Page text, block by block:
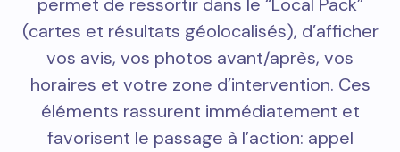
(cartes et résultats géolocalisés), d’afficher
vos avis, vos photos avant/après, vos
horaires et votre zone d’intervention. Ces
éléments rassurent immédiatement et
favorisent le passage à l’action: appel